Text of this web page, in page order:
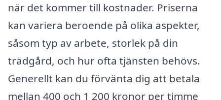
när det kommer till kostnader. Priserna
kan variera beroende på olika aspekter,
såsom typ av arbete, storlek på din
trädgård, och hur ofta tjänsten behövs.
Generellt kan du förvänta dig att betala
mellan 400 och 1 200 kronor per timme